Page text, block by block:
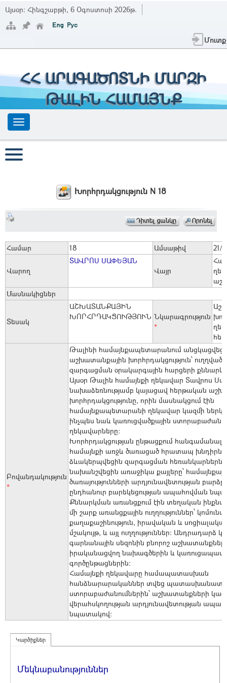
Այսօր: Հինգշաբթի, 6 Օգոստոսի 2026թ.
Մուտք
ՀՀ ԱՐԱԳԱԾՈՏՆԻ ՄԱՐԶԻ
ԹԱԼԻՆ ՀԱՄԱՅՆՔ
Խորհրդակցություն N 18
Համար 18 Ամսաթիվ 21/
Վարող
ՏԱՎՐՈՍ ՍԱՓԵՅԱՆ
Վայր
Մասնակիցներ
Տեսակ
ԱՇԽԱՏԱՆՔԱՅԻՆ
ԽՈՐՀՐԴԱԿՑՈՒԹՅՈՒՆ Նկարագրություն
*
հետ
Բովանդակություն
*
Թալինի համայնքապետարանում անցկացվեց
աշխատանքային խորհրդակցություն՝ ուղղված
զարգացման օրակարգային հարցերի
Այսօր Թալին համայնքի ղեկավար Տավրոս
նախաձեռնությամբ կայացավ հերթական
խորհրդակցությունը, որին մասնակցում էին
համայնքապետարանի ղեկավար կազմի
ինչպես նաև կառուցվածքային
ղեկավարները։
Խորհրդակցության ընթացքում հանգամանալից
համայնքի առջև ծառացած հրատապ
ձևակերպվեցին զարգացման հեռանկարներն
նախանշվեցին առաջիկա քայլերը՝
ծառայությունների արդյունավետության
ընդհանուր բարեկեցության ապահովման
Քննարկման առանցքում էին տեղական
մի շարք առանցքային ուղղություններ՝
քաղաքաշինություն, իրավական և
մշակույթ, և այլ ուղղություններ։
գարնանային սեզոնին բնորոշ
իրականացվող նախագծերին և
գործընթացներին։
Համայնքի ղեկավարը համապատասխան
հանձնարարականներ տվեց
ստորաբաժանումներին՝ աշխատանքների
վերահսկողության արդյունավետության
նպատակով։
Կարծիքներ
Մեկնաբանություններ